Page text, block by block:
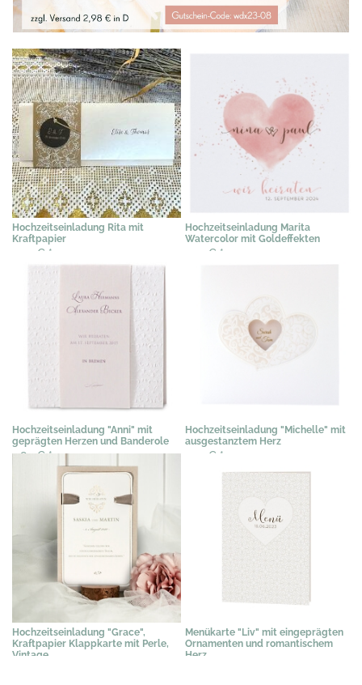
Hochzeitseinladung Rita mit
Kraftpapier
2,49 € *
Hochzeitseinladung Marita
Watercolor mit Goldeffekten
2,19 € *
Hochzeitseinladung "Anni" mit
geprägten Herzen und Banderole
2,89 €*
Hochzeitseinladung "Michelle" mit
ausgestanztem Herz
2,15 € *
Hochzeitseinladung "Grace",
Kraftpapier Klappkarte mit Perle,
Vintage
Menükarte "Liv" mit eingeprägten
Ornamenten und romantischem
Herz